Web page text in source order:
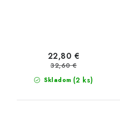
Skladom (2 ks)
22,80 €
32,60 €